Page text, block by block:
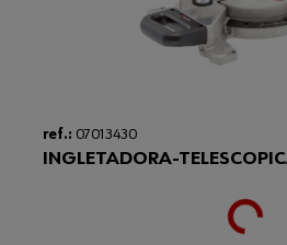
ref.: 07013430
INGLETADORA-